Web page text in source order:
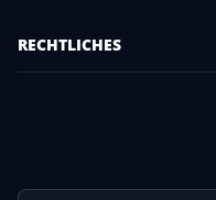
RECHTLICHES